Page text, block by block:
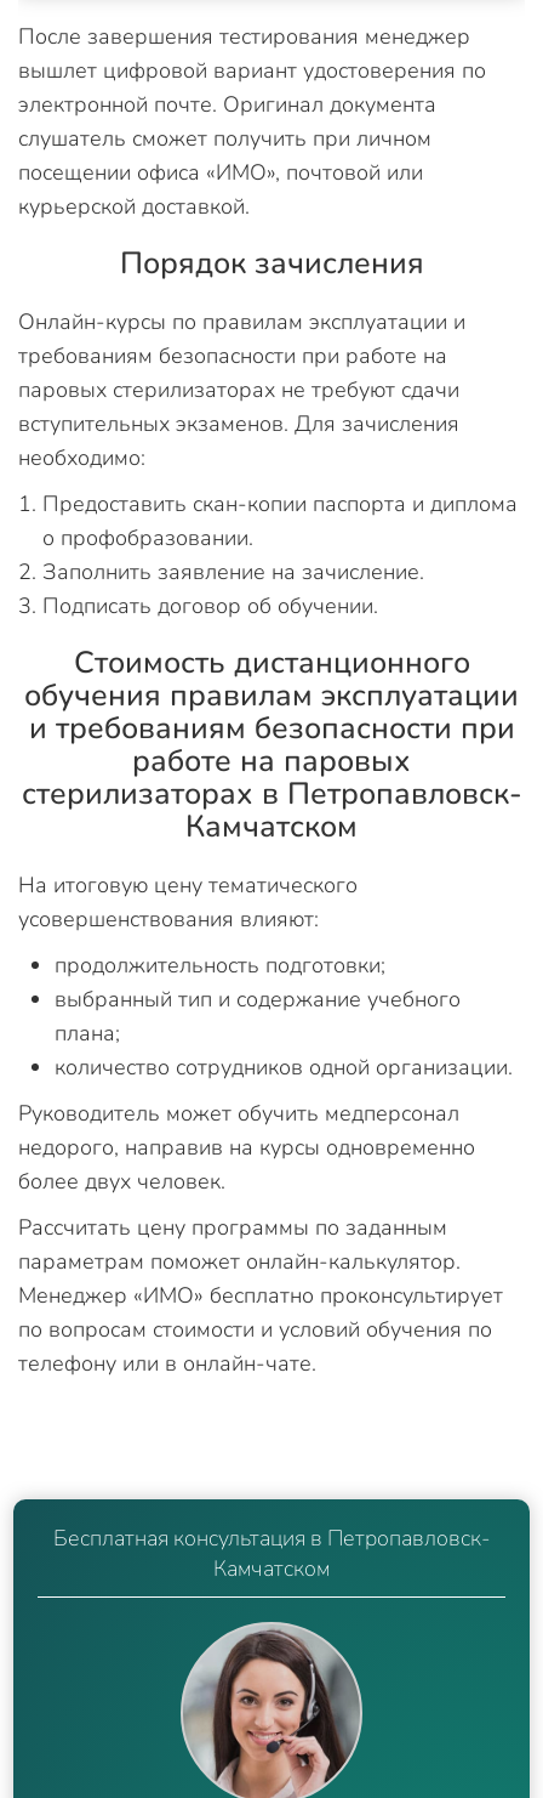
После завершения тестирования менеджер
вышлет цифровой вариант удостоверения по
электронной почте. Оригинал документа
слушатель сможет получить при личном
посещении офиса «ИМО», почтовой или
курьерской доставкой.
Порядок зачисления
Онлайн-курсы по правилам эксплуатации и
требованиям безопасности при работе на
паровых стерилизаторах не требуют сдачи
вступительных экзаменов. Для зачисления
необходимо:
Предоставить скан-копии паспорта и диплома
о профобразовании.
Заполнить заявление на зачисление.
Подписать договор об обучении.
Стоимость дистанционного
обучения правилам эксплуатации
и требованиям безопасности при
работе на паровых
стерилизаторах в Петропавловск-
Камчатском
На итоговую цену тематического
усовершенствования влияют:
продолжительность подготовки;
выбранный тип и содержание учебного
плана;
количество сотрудников одной организации.
Руководитель может обучить медперсонал
недорого, направив на курсы одновременно
более двух человек.
Рассчитать цену программы по заданным
параметрам поможет онлайн-калькулятор.
Менеджер «ИМО» бесплатно проконсультирует
по вопросам стоимости и условий обучения по
телефону или в онлайн-чате.
Бесплатная консультация в Петропавловск-
Камчатском